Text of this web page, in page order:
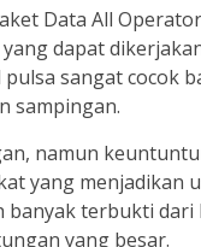
Data All
dapat
sangat cocok
sampingan.
namun
yang menjadikan
terbukti
yang besar.